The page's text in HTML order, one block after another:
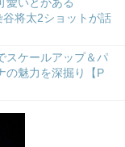
将太2ショットが話
スケールアップ＆パ
の魅力を深掘り【P